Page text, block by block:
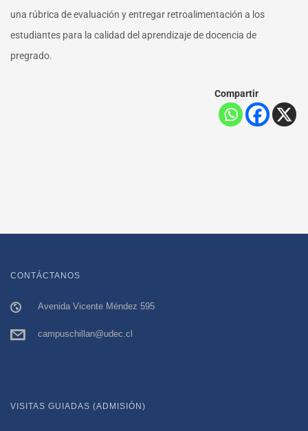
una rúbrica de evaluación y entregar retroalimentación a los
estudiantes para la calidad del aprendizaje de docencia de
pregrado.
Compartir
CONTÁCTANOS
Avenida Vicente Méndez 595
campuschillan@udec.cl
VISITAS GUIADAS (ADMISIÓN)